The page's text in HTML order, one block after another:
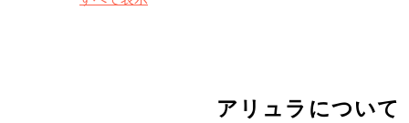
アリュラについて